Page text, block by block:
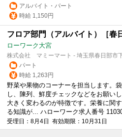
アルバイト・パート
時給 1,150円
フロア部門（アルバイト）［春
ローワーク大宮
株式会社 マミーマート - 埼玉県春日部市
パート
時給 1,263円
野菜や果物のコーナーを担当します。
し、陳列、鮮度チェックなどをお願い
大きく変わるのが特徴です。栄養に関
る知識が... ハローワーク求人番号
受理日：8月4日 有効期限：10月31日